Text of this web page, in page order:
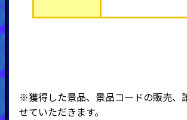
※獲得した景品、景品コードの販売、
せていただきます。